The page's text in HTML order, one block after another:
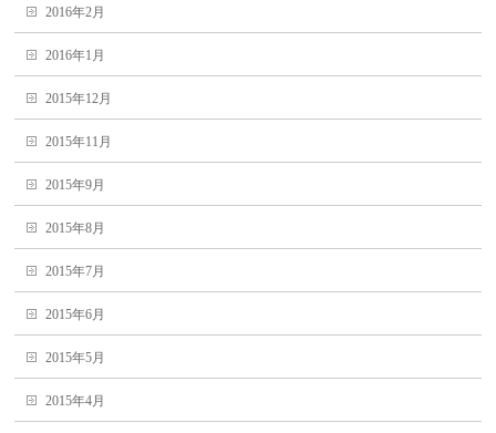
2016年2月
2016年1月
2015年12月
2015年11月
2015年9月
2015年8月
2015年7月
2015年6月
2015年5月
2015年4月